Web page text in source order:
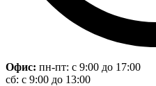
Офис: пн-пт: с 9:00 до 17:00
сб: с 9:00 до 13:00